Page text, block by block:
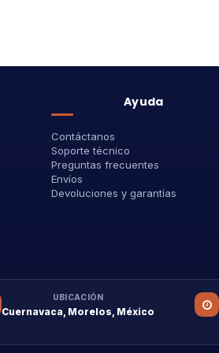
Ayuda
Contáctanos
Soporte técnico
Preguntas frecuentes
Envíos
Devoluciones y garantías
UBICACIÓN
Cuernavaca, Morelos, México